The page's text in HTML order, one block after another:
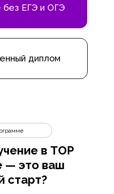
диплом
без ЕГЭ и ОГЭ
в TOP
— это ваш
старт?